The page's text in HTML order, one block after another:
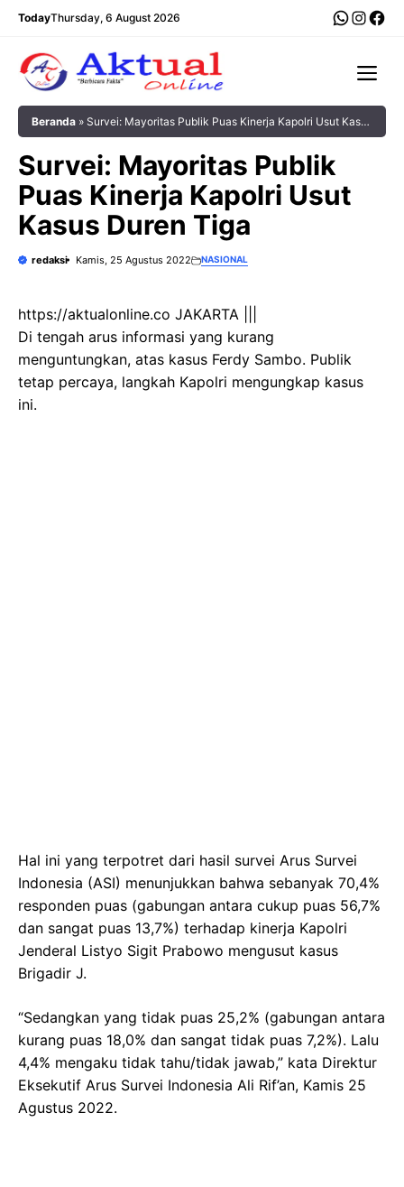
Langsung
TodayThursday, 6 August 2026
Beranda » Survei: Mayoritas Publik Puas Kinerja Kapolri Usut Kasus
Survei: Mayoritas Publik
Puas Kinerja Kapolri Usut
Kasus Duren Tiga
redaksi Kamis, 25 Agustus 2022 NASIONAL
https://aktualonline.co JAKARTA |||
Di tengah arus informasi yang kurang
menguntungkan, atas kasus Ferdy Sambo. Publik
tetap percaya, langkah Kapolri mengungkap kasus
ini.
Hal ini yang terpotret dari hasil survei Arus Survei
Indonesia (ASI) menunjukkan bahwa sebanyak 70,4%
responden puas (gabungan antara cukup puas 56,7%
dan sangat puas 13,7%) terhadap kinerja Kapolri
Jenderal Listyo Sigit Prabowo mengusut kasus
Brigadir J.
“Sedangkan yang tidak puas 25,2% (gabungan antara
kurang puas 18,0% dan sangat tidak puas 7,2%). Lalu
4,4% mengaku tidak tahu/tidak jawab,” kata Direktur
Eksekutif Arus Survei Indonesia Ali Rif’an, Kamis 25
Agustus 2022.